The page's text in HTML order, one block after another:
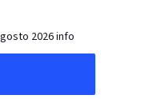
2026info